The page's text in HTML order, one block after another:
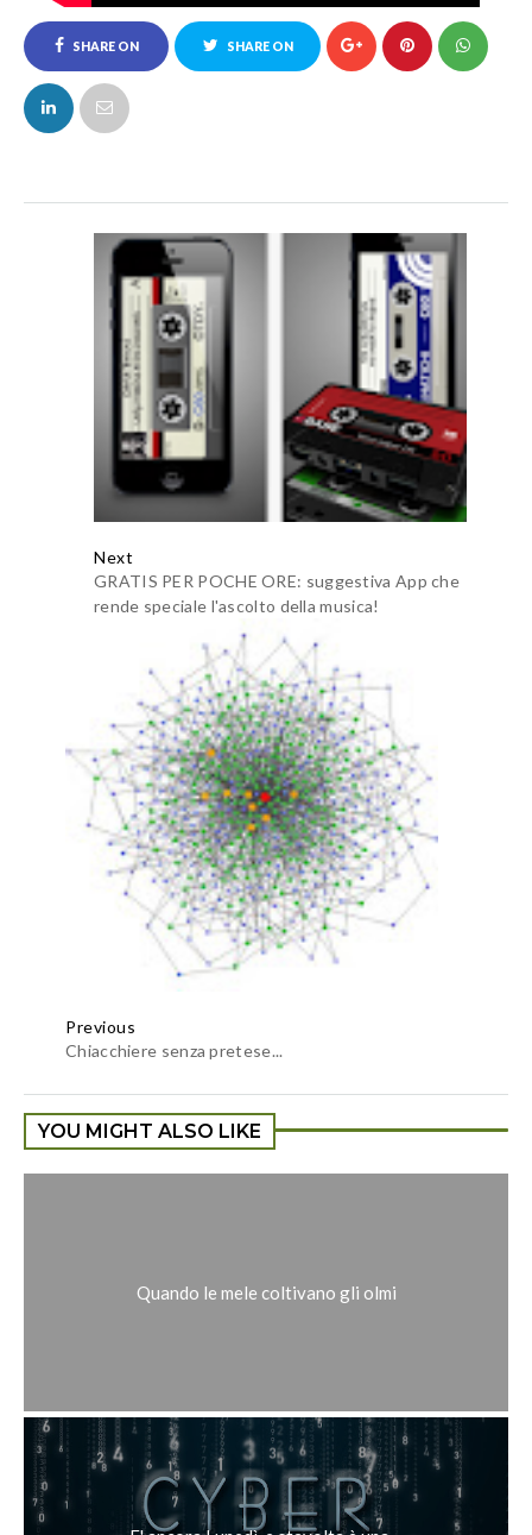
SHARE ON
FACEBOOK
SHARE ON
Next
GRATIS PER POCHE ORE: suggestiva App che
rende speciale l'ascolto della musica!
Previous
Chiacchiere senza pretese...
YOU MIGHT ALSO LIKE
Quando le mele coltivano gli olmi